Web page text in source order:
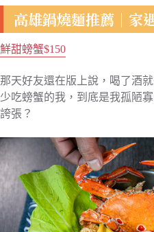
高雄鍋燒麵推薦｜家
鮮甜螃蟹$150
那天好友還在版上說，喝了酒
少吃螃蟹的我，到底是我孤陋
誇張？